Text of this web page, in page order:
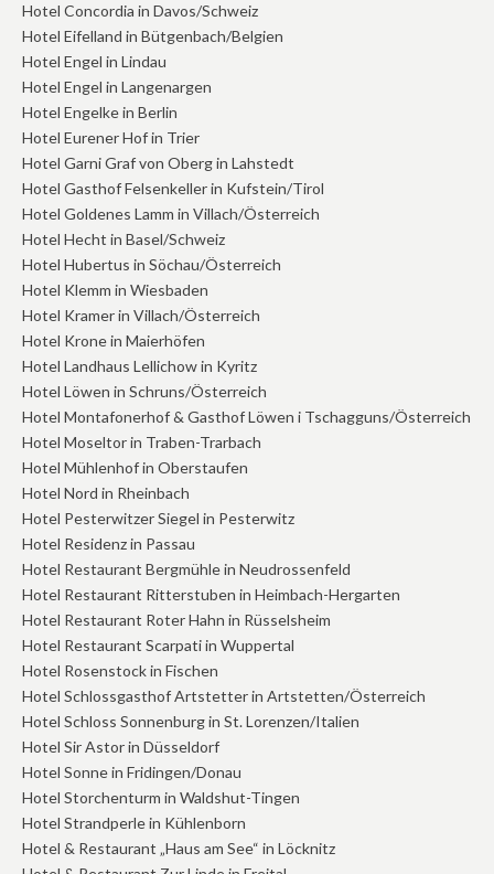
Hotel Concordia in Davos/Schweiz
Hotel Eifelland in Bütgenbach/Belgien
Hotel Engel in Lindau
Hotel Engel in Langenargen
Hotel Engelke in Berlin
Hotel Eurener Hof in Trier
Hotel Garni Graf von Oberg in Lahstedt
Hotel Gasthof Felsenkeller in Kufstein/Tirol
Hotel Goldenes Lamm in Villach/Österreich
Hotel Hecht in Basel/Schweiz
Hotel Hubertus in Söchau/Österreich
Hotel Klemm in Wiesbaden
Hotel Kramer in Villach/Österreich
Hotel Krone in Maierhöfen
Hotel Landhaus Lellichow in Kyritz
Hotel Löwen in Schruns/Österreich
Hotel Montafonerhof & Gasthof Löwen i Tschagguns/Österreich
Hotel Moseltor in Traben-Trarbach
Hotel Mühlenhof in Oberstaufen
Hotel Nord in Rheinbach
Hotel Pesterwitzer Siegel in Pesterwitz
Hotel Residenz in Passau
Hotel Restaurant Bergmühle in Neudrossenfeld
Hotel Restaurant Ritterstuben in Heimbach-Hergarten
Hotel Restaurant Roter Hahn in Rüsselsheim
Hotel Restaurant Scarpati in Wuppertal
Hotel Rosenstock in Fischen
Hotel Schlossgasthof Artstetter in Artstetten/Österreich
Hotel Schloss Sonnenburg in St. Lorenzen/Italien
Hotel Sir Astor in Düsseldorf
Hotel Sonne in Fridingen/Donau
Hotel Storchenturm in Waldshut-Tingen
Hotel Strandperle in Kühlenborn
Hotel & Restaurant „Haus am See“ in Löcknitz